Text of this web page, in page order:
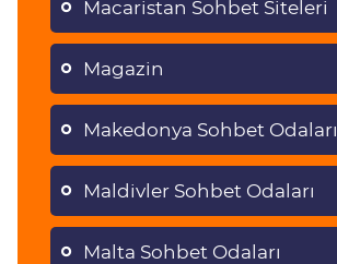
Macaristan Sohbet Siteleri
Magazin
Makedonya Sohbet Odaları
Maldivler Sohbet Odaları
Malta Sohbet Odaları